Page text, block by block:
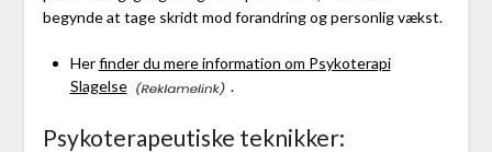
begynde at tage skridt mod forandring og personlig vækst.
Herfinder du mere information om Psykoterapi
Slagelse
.
Psykoterapeutiske teknikker: